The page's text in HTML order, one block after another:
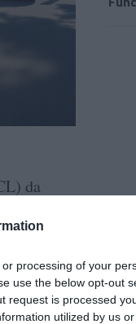
processing of your
use the below opt-out
request is processed
utilized by us
da
de
sua
Europa".